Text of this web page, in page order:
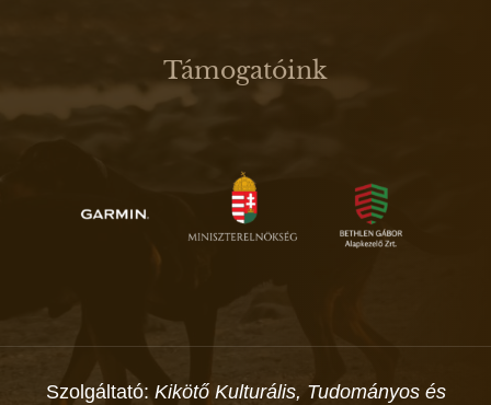
Támogatóink
Szolgáltató: Kikötő Kulturális, Tudományos és